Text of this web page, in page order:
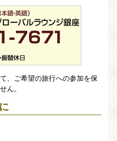
、ご希望の旅行への参加を保
ん。